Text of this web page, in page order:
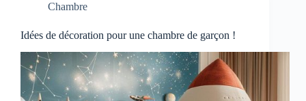
Chambre
Idées de décoration pour une chambre de garçon !